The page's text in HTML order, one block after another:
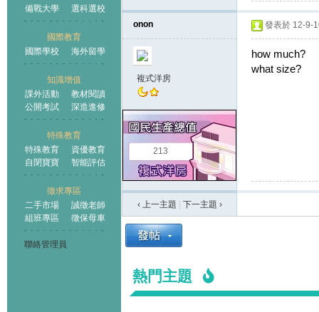
備戰大學
選科選校
國際教育
國際學校
海外留學
知識增值
課外活動
教材閱讀
公開考試
深造進修
特殊教育
特殊教育
資優教育
自閉寶寶
智能評估
徵求專區
二手市場
誠徵老師
組班專區
徵保母車
聯絡管理員
onon
複式洋房
213
發表於 12-9-
how much?
what size?
‹ 上一主題 下一主題 ›
熱門主題